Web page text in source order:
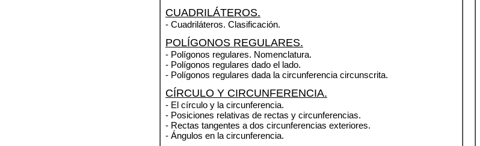
CUADRILÁTEROS.
- Cuadriláteros. Clasificación.
POLÍGONOS REGULARES.
- Polígonos regulares. Nomenclatura.
- Polígonos regulares dado el lado.
- Polígonos regulares dada la circunferencia circunscrita.
CÍRCULO Y CIRCUNFERENCIA.
- El círculo y la circunferencia.
- Posiciones relativas de rectas y circunferencias.
- Rectas tangentes a dos circunferencias exteriores.
- Ángulos en la circunferencia.